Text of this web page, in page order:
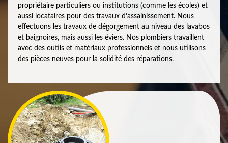
propriétaire particuliers ou institutions (comme les écoles) et
aussi locataires pour des travaux d’assainissement. Nous
effectuons les travaux de dégorgement au niveau des lavabos
et baignoires, mais aussi les éviers. Nos plombiers travaillent
avec des outils et matériaux professionnels et nous utilisons
des pièces neuves pour la solidité des réparations.